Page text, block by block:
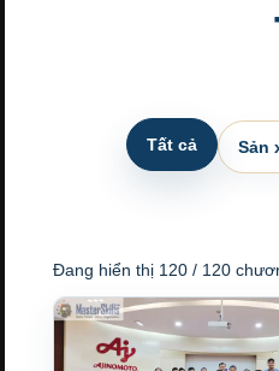
Tất cả Sản
Đang hiển thị 120 / 120